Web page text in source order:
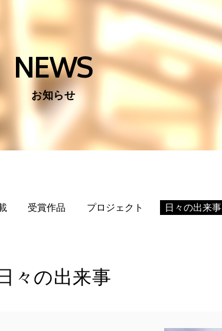
NEWS
お知らせ
受賞作品 プロジェクト 日々の出来事
日々の出来事